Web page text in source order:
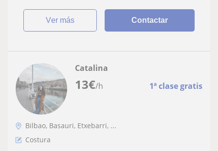
ver más Contactar
13€/h 1ª clase gratis
Catalina
Bilbao, Basauri, Etxebarri, ...
Costura